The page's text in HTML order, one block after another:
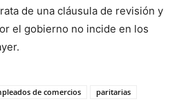
de una cláusula de revisión y
el gobierno no incide en los
de comercios paritarias